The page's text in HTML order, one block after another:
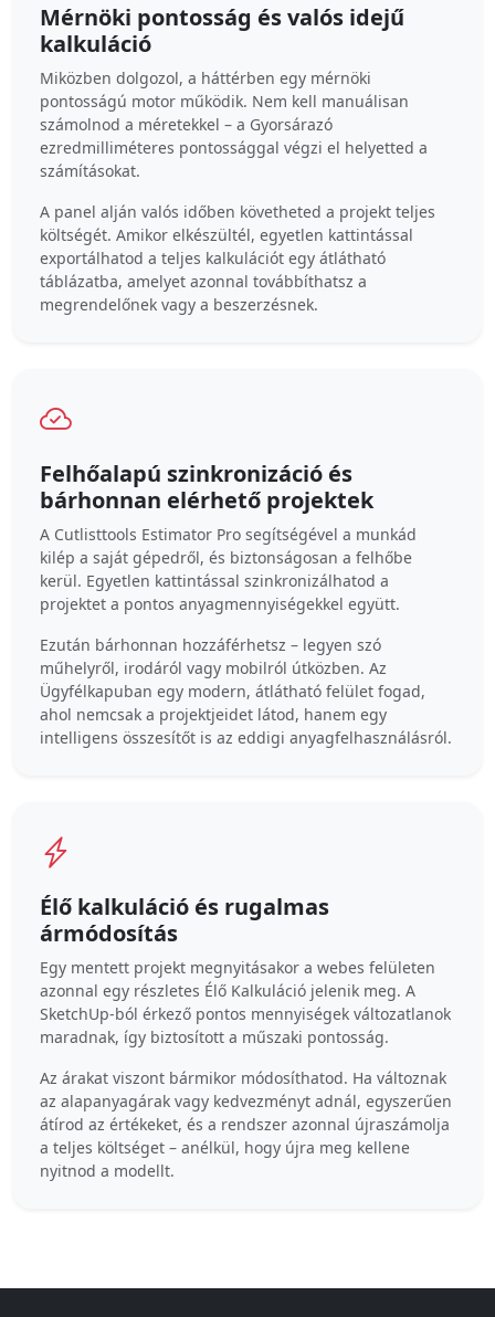
Mérnöki pontosság és valós idejű
kalkuláció
Miközben dolgozol, a háttérben egy mérnöki
pontosságú motor működik. Nem kell manuálisan
számolnod a méretekkel – a Gyorsárazó
ezredmilliméteres pontossággal végzi el helyetted a
számításokat.
A panel alján valós időben követheted a projekt teljes
költségét. Amikor elkészültél, egyetlen kattintással
exportálhatod a teljes kalkulációt egy átlátható
táblázatba, amelyet azonnal továbbíthatsz a
megrendelőnek vagy a beszerzésnek.
Felhőalapú szinkronizáció és
bárhonnan elérhető projektek
A Cutlisttools Estimator Pro segítségével a munkád
kilép a saját gépedről, és biztonságosan a felhőbe
kerül. Egyetlen kattintással szinkronizálhatod a
projektet a pontos anyagmennyiségekkel együtt.
Ezután bárhonnan hozzáférhetsz – legyen szó
műhelyről, irodáról vagy mobilról útközben. Az
Ügyfélkapuban egy modern, átlátható felület fogad,
ahol nemcsak a projektjeidet látod, hanem egy
intelligens összesítőt is az eddigi anyagfelhasználásról.
Élő kalkuláció és rugalmas
ármódosítás
Egy mentett projekt megnyitásakor a webes felületen
azonnal egy részletes Élő Kalkuláció jelenik meg. A
SketchUp-ból érkező pontos mennyiségek változatlanok
maradnak, így biztosított a műszaki pontosság.
Az árakat viszont bármikor módosíthatod. Ha változnak
az alapanyagárak vagy kedvezményt adnál, egyszerűen
átírod az értékeket, és a rendszer azonnal újraszámolja
a teljes költséget – anélkül, hogy újra meg kellene
nyitnod a modellt.